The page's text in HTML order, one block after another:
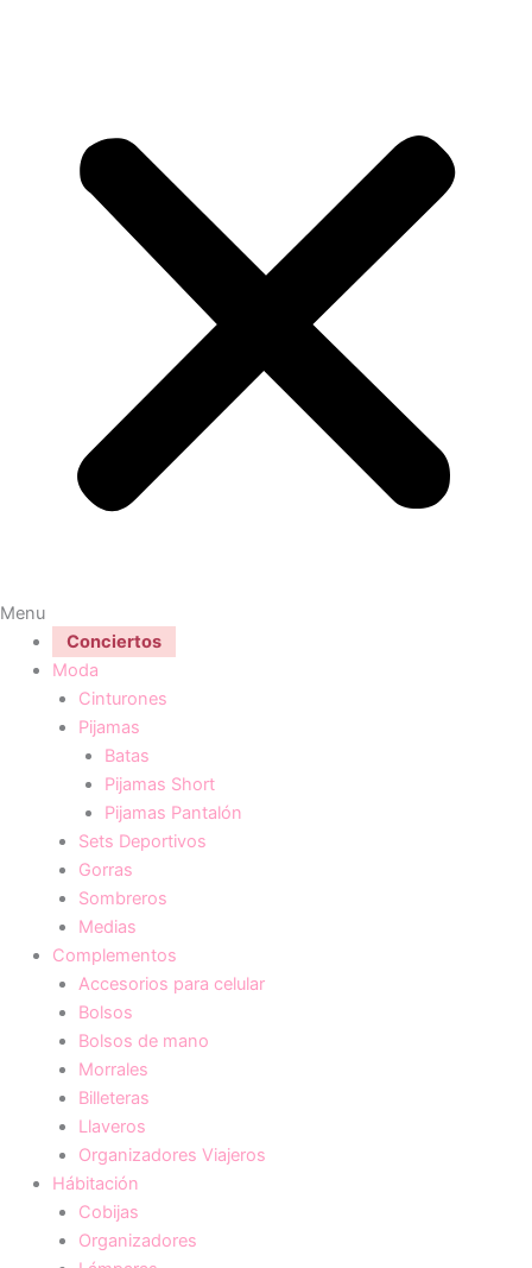
Menu
Conciertos
Moda
Cinturones
Pijamas
Batas
Pijamas Short
Pijamas Pantalón
Sets Deportivos
Gorras
Sombreros
Medias
Complementos
Accesorios para celular
Bolsos
Bolsos de mano
Morrales
Billeteras
Llaveros
Organizadores Viajeros
Hábitación
Cobijas
Organizadores